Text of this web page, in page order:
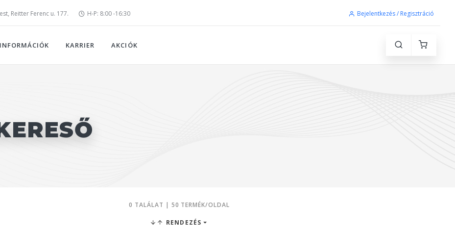
Reitter Ferenc u. 177. H-P: 8:00 -16:30 Bejelentkezés / Regisztráció
INFORMÁCIÓK KARRIER AKCIÓK
0 TALÁLAT | 50 TERMÉK/OLDAL
RENDEZÉS